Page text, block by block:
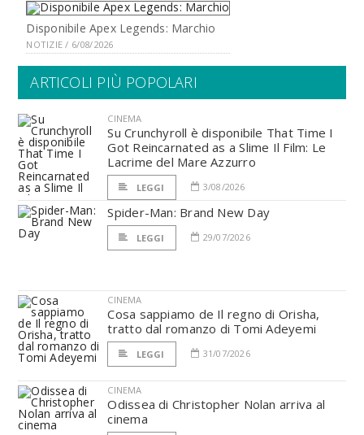
Disponibile Apex Legends: Marchio
NOTIZIE / 6/08/2026
ARTICOLI PIÙ POPOLARI
CINEMA
Su Crunchyroll è disponibile That Time I
Got Reincarnated as a Slime Il Film: Le
Lacrime del Mare Azzurro
LEGGI 3/08/2026
Spider-Man: Brand New Day
LEGGI 29/07/2026
CINEMA
Cosa sappiamo de Il regno di Orisha,
tratto dal romanzo di Tomi Adeyemi
LEGGI 31/07/2026
CINEMA
Odissea di Christopher Nolan arriva al
cinema